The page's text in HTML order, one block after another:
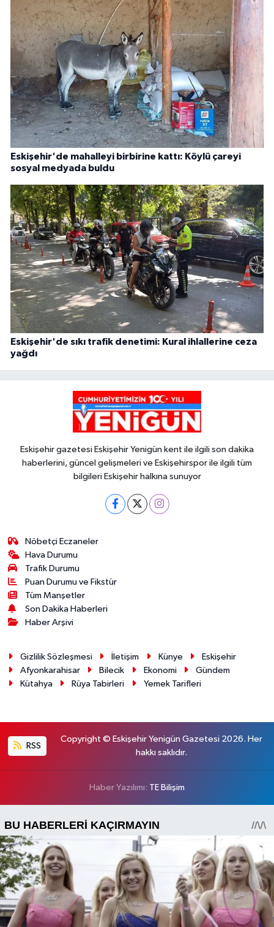
Eskişehir'de mahalleyi birbirine kattı: Köylü çareyi
sosyal medyada buldu
Eskişehir'de sıkı trafik denetimi: Kural ihlallerine ceza
yağdı
Eskişehir gazetesi Eskişehir Yenigün kent ile ilgili son dakika
haberlerini, güncel gelişmeleri ve Eskişehirspor ile ilgili tüm
bilgileri Eskişehir halkına sunuyor
Nöbetçi Eczaneler
Hava Durumu
Trafik Durumu
Puan Durumu ve Fikstür
Tüm Manşetler
Son Dakika Haberleri
Haber Arşivi
Gizlilik Sözleşmesi İletişim Künye
Eskişehir
Afyonkarahisar
Bilecik Ekonomi
Gündem
Kütahya
Rüya Tabirleri Yemek Tarifleri
RSS
Copyright © Eskişehir Yenigün Gazetesi 2026. Her
hakkı saklıdır.
Haber Yazılımı: TE Bilişim